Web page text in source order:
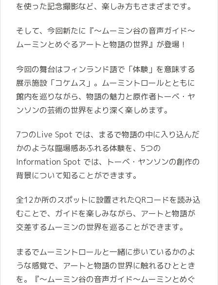
を使った記念撮影など、楽しみ方もさまざまです。
そして、今回新たに『～ムーミン谷の音声ガイド～
ムーミンとめぐるアートと物語の世界』が登場！
今回の舞台はフィンランド語で「体験」を意味する
展示施設「コケムス」。ムーミントロールとともに
館内を巡りながら、物語の魅力と原作者トーベ・ヤ
ンソンの芸術の世界をより深く楽しめます。
7つのLive Spot では、まるで物語の中に入り込んだ
かのような臨場感あふれる体験を、5つの
Information Spot では、トーベ・ヤンソンの創作の
背景について知ることができます。
全12か所のスポットに設置されたQRコードを読み込
むことで、ガイドを楽しみながら、アートと物語が
交差するムーミンの世界を巡ることができます。
まるでムーミントロールと一緒に歩いているかのよ
うな感覚で、アートと物語の世界に触れるひととき
を。『～ムーミン谷の音声ガイド～ムーミンとめぐ